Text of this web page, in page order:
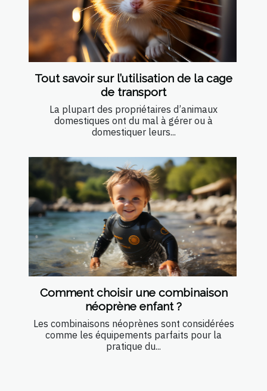
Tout savoir sur l’utilisation de la cage
de transport
La plupart des propriétaires d’animaux
domestiques ont du mal à gérer ou à
domestiquer leurs...
Comment choisir une combinaison
néoprène enfant ?
Les combinaisons néoprènes sont considérées
comme les équipements parfaits pour la
pratique du...